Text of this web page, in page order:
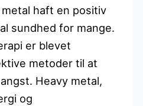
haft en positiv
sundhed for mange.
er blevet
metoder til at
Heavy metal,
og